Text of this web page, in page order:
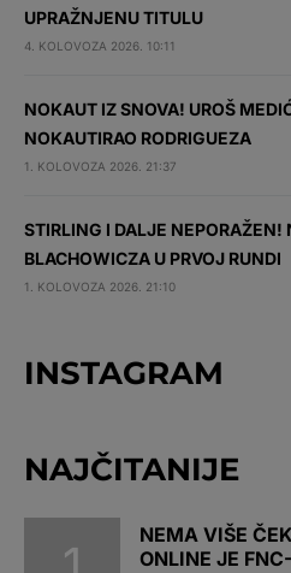
UPRAŽNJENU TITULU
4. KOLOVOZA 2026. 10:11
NOKAUT IZ SNOVA! UROŠ
NOKAUTIRAO RODRIGUEZA
1. KOLOVOZA 2026. 21:37
STIRLING I DALJE NEPORAŽEN!
BLACHOWICZA U PRVOJ RUNDI
1. KOLOVOZA 2026. 21:10
INSTAGRAM
NAJČITANIJE
NEMA VIŠE
ONLINE JE